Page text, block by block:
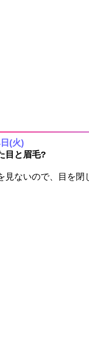
(火)
目と眉毛?
見ないので、目を